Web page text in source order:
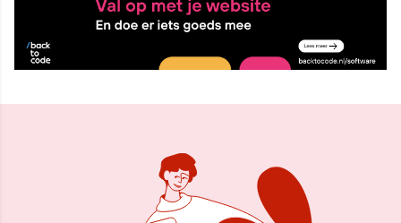
30 sep 2010, 21:39
Delen